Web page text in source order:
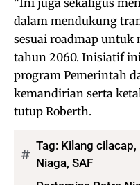
dalam mendukung
sesuai roadmap untuk
tahun 2060. Inisiatif
program Pemerintah
kemandirian serta
tutup Roberth.
Tag: Kilang cilacap,
Niaga, SAF